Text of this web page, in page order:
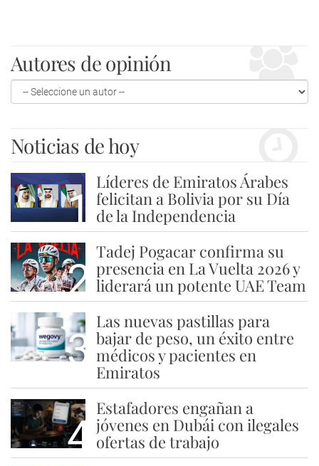
Autores de opinión
Noticias de hoy
1
Líderes de Emiratos Árabes
felicitan a Bolivia por su Día
de la Independencia
2
Tadej Pogacar confirma su
presencia en La Vuelta 2026 y
liderará un potente UAE Team
3
Las nuevas pastillas para
bajar de peso, un éxito entre
médicos y pacientes en
Emiratos
4
Estafadores engañan a
jóvenes en Dubái con ilegales
ofertas de trabajo